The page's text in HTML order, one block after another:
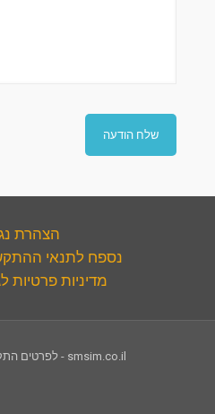
הצהרת
נספח לתנאי
מדיניות
smsim.co.il - לפרטים התקשרו - 073-2224567